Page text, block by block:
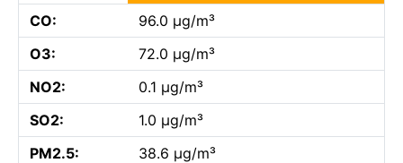
CO:
96.0 µg/m³
O3:
72.0 µg/m³
NO2:
0.1 µg/m³
SO2:
1.0 µg/m³
PM2.5:
38.6 µg/m³